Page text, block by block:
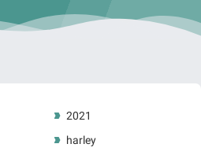
2021
harley